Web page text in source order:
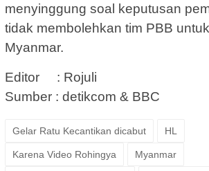
menyinggung soal keputusan
tidak membolehkan tim PBB
Myanmar.
Editor : Rojuli
Sumber : detikcom & BBC
Gelar Ratu Kecantikan dicabut HL
Karena Video Rohingya Myanmar